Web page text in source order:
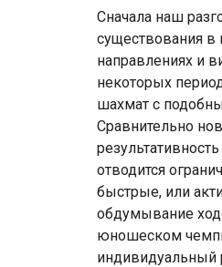
Сначала наш
существования в
направлениях и
некоторых
шахмат с
Сравнительно
отводится
быстрые, или
обдумывание
юношеском
индивидуальный